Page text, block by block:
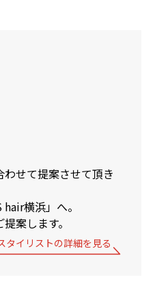
せて提案させて頂き
横浜」へ。
案します。
タイリストの詳細を見る